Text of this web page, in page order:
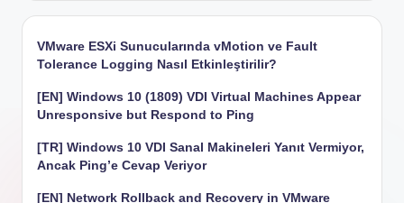
VMware ESXi Sunucularında vMotion ve Fault
Tolerance Logging Nasıl Etkinleştirilir?
[EN] Windows 10 (1809) VDI Virtual Machines Appear
Unresponsive but Respond to Ping
[TR] Windows 10 VDI Sanal Makineleri Yanıt Vermiyor,
Ancak Ping’e Cevap Veriyor
[EN] Network Rollback and Recovery in VMware